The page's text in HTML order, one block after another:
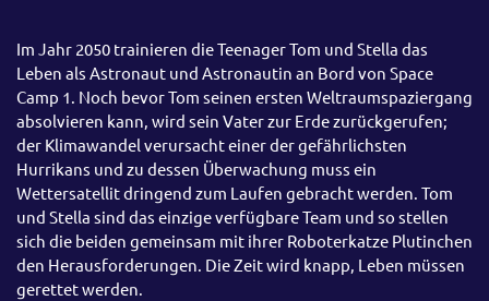
Im Jahr 2050 trainieren die Teenager Tom und Stella das
Leben als Astronaut und Astronautin an Bord von Space
Camp 1. Noch bevor Tom seinen ersten Weltraumspaziergang
absolvieren kann, wird sein Vater zur Erde zurückgerufen;
der Klimawandel verursacht einer der gefährlichsten
Hurrikans und zu dessen Überwachung muss ein
Wettersatellit dringend zum Laufen gebracht werden. Tom
und Stella sind das einzige verfügbare Team und so stellen
sich die beiden gemeinsam mit ihrer Roboterkatze Plutinchen
den Herausforderungen. Die Zeit wird knapp, Leben müssen
gerettet werden.